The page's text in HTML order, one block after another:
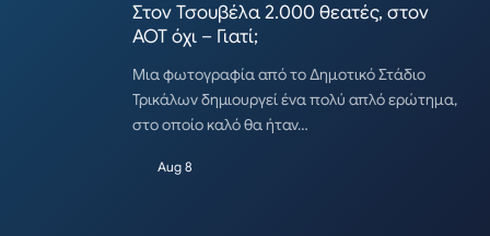
Στον Τσουβέλα 2.000 θεατές, στον
ΑΟΤ όχι – Γιατί;
Μια φωτογραφία από το Δημοτικό Στάδιο
Τρικάλων δημιουργεί ένα πολύ απλό ερώτημα,
στο οποίο καλό θα ήταν…
Aug 8